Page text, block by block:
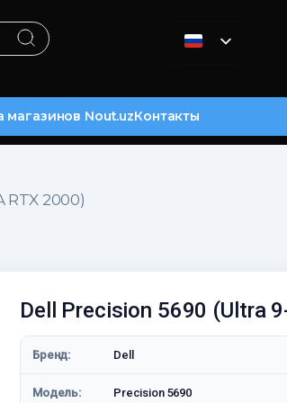
магазинов Nout.uzКонтакты
RTX 2000)
Dell Precision 5690 (Ultra
Бренд: Dell
Модель: Precision 5690